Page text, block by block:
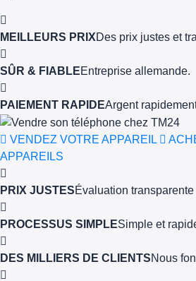
MEILLEURS PRIXDes prix justes et
SÛR & FIABLEEntreprise allemande.
PAIEMENT RAPIDEArgent
VENDEZ VOTRE APPAREIL
APPAREILS
PRIX JUSTESÉvaluation transparente
PROCESSUS SIMPLESimple et
DES MILLIERS DE CLIENTSNous